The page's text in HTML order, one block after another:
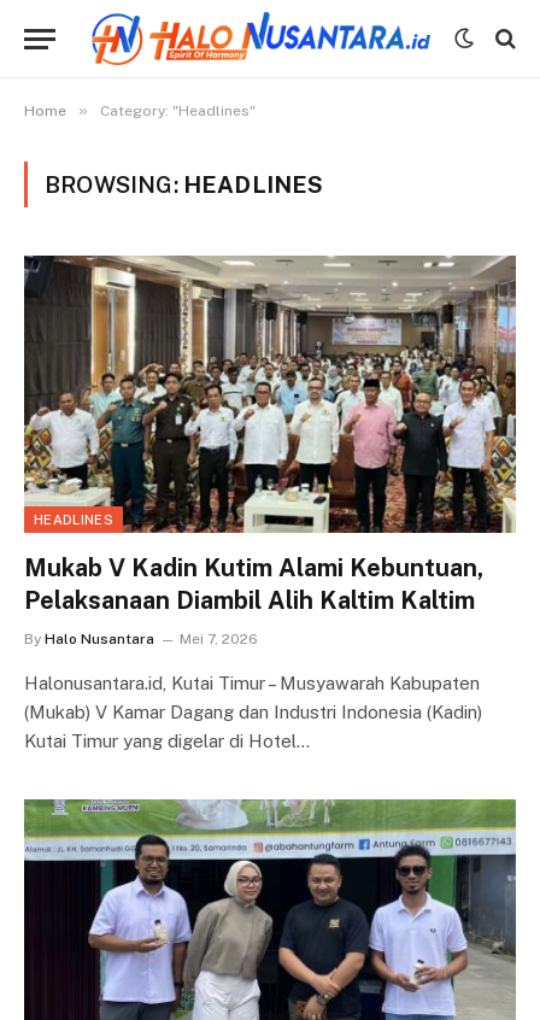
Home » Category: "Headlines"
BROWSING: HEADLINES
HEADLINES
Mukab V Kadin Kutim Alami Kebuntuan,
Pelaksanaan Diambil Alih Kaltim Kaltim
By Halo Nusantara Mei 7, 2026
Halonusantara.id, Kutai Timur – Musyawarah Kabupaten
(Mukab) V Kamar Dagang dan Industri Indonesia (Kadin)
Kutai Timur yang digelar di Hotel…